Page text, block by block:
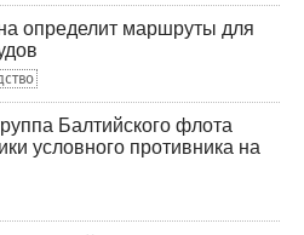
определит маршруты для
Балтийского флота
условного противника на